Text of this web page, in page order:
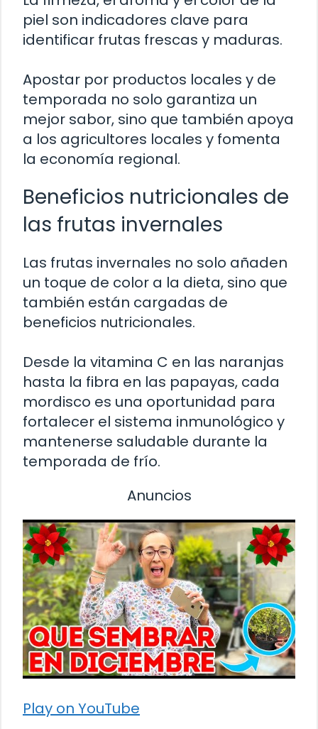
piel son indicadores clave para
identificar frutas frescas y maduras.
Apostar por productos locales y de
temporada no solo garantiza un
mejor sabor, sino que también apoya
a los agricultores locales y fomenta
la economía regional.
Beneficios nutricionales de
las frutas invernales
Las frutas invernales no solo añaden
un toque de color a la dieta, sino que
también están cargadas de
beneficios nutricionales.
Desde la vitamina C en las naranjas
hasta la fibra en las papayas, cada
mordisco es una oportunidad para
fortalecer el sistema inmunológico y
mantenerse saludable durante la
temporada de frío.
Anuncios
Play on YouTube